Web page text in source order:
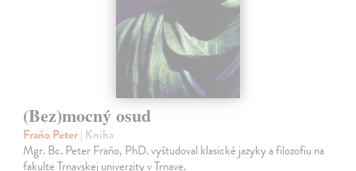
(Bez)mocný osud
Fraňo Peter| Kniha
Mgr. Bc. Peter Fraňo, PhD. vyštudoval klasické jazyky a filozofiu na
fakulte Trnavskej univerzity v Trnave.